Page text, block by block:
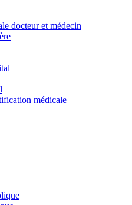
docteur et médecin
médicale